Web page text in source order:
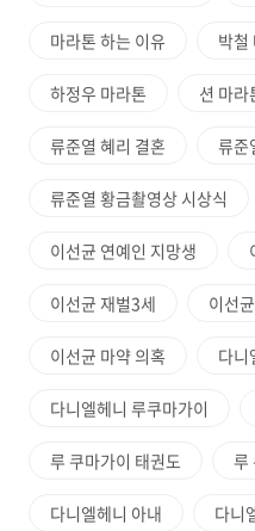
마라톤 하는 이유 박철
하정우 마라톤 션 마라
류준열 혜리 결혼 류준
류준열 황금촬영상 시상식
이선균 연예인 지망생
이선균 재벌3세 이선
이선균 마약 의혹 다니
다니엘헤니 루쿠마가이
루 쿠마가이 태권도 루
다니엘헤니 아내 다니